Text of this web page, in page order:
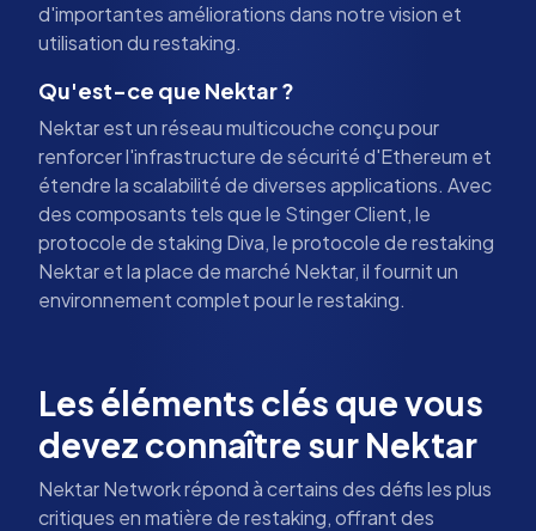
d'importantes améliorations dans notre vision et
utilisation du restaking.
Qu'est-ce que Nektar ?
Nektar est un réseau multicouche conçu pour
renforcer l'infrastructure de sécurité d'Ethereum et
étendre la scalabilité de diverses applications. Avec
des composants tels que le Stinger Client, le
protocole de staking Diva, le protocole de restaking
Nektar et la place de marché Nektar, il fournit un
environnement complet pour le restaking.
Les éléments clés que vous
devez connaître sur Nektar
Nektar Network répond à certains des défis les plus
critiques en matière de restaking, offrant des